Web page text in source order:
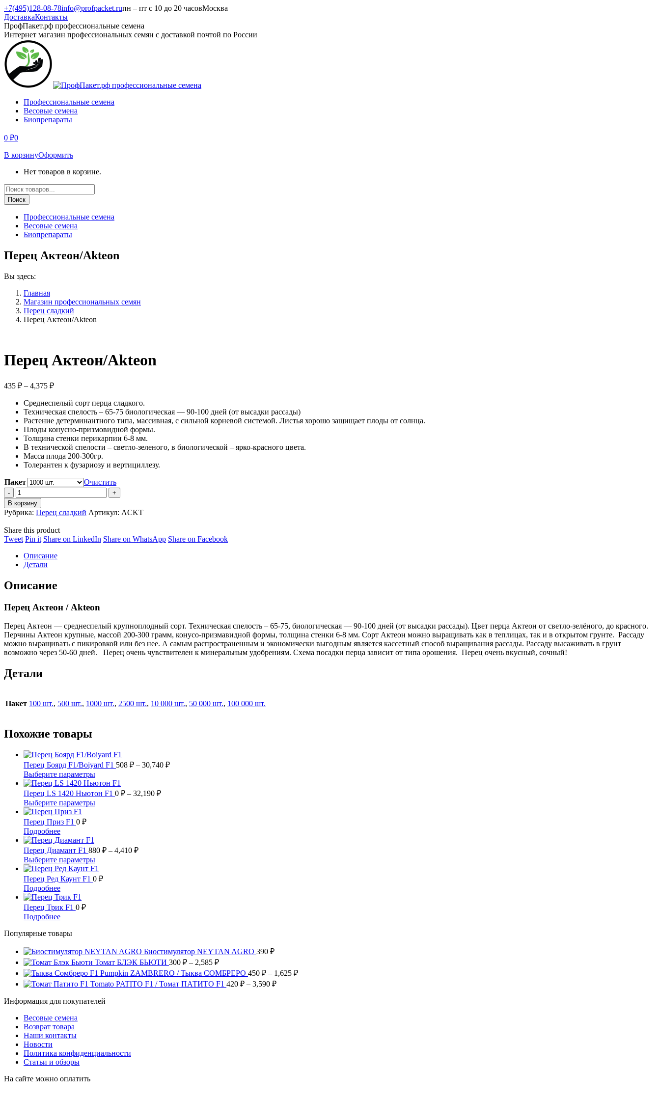
Перейти
к
содержанию
+7(495)128-08-78info@profpacket.ruпн – пт с 10 до 20 часовМосква
ДоставкаКонтакты
Facebook
page
opens
in
new
window
Одноклассники
page
opens
in
new
window
Instagram
page
opens
in
new
window
Вконтакте
page
opens
in
new
window
Viber
page
opens
in
new
window
Whatsapp
page
opens
in
new
window
ПрофПакет.рф профессиональные семена
Интернет магазин профессиональных семян с доставкой почтой по России
Профессиональные семена
Весовые семена
Биопрепараты
0 ₽0
В корзинуОформить
Нет товаров в корзине.
Поиск
товаров
Поиск
Профессиональные семена
Весовые семена
Биопрепараты
Перец Актеон/Akteon
Вы здесь:
Главная
Магазин профессиональных семян
Перец сладкий
Перец Актеон/Akteon
Перец Актеон/Akteon
435 ₽ – 4,375 ₽Диапазон
435 ₽
–
4,375 ₽
Среднеспелый сорт перца сладкого.
Техническая спелость – 65-75 биологическая — 90-100 дней (от высадки рассады)
Растение детерминантного типа, массивная, с сильной корневой системой. Листья хорошо защищает плоды от солнца.
Плоды конусно-призмовидной формы.
Толщина стенки перикарпии 6-8 мм.
В технической спелости – светло-зеленого, в биологической – ярко-красного цвета.
Масса плода 200-300гр.
Толерантен к фузариозу и вертициллезу.
Пакет
Очистить
Перец
Актеон/Akteon
quantity
В корзину
Рубрика: Перец сладкий Артикул: ACKT
Share this product
TweetShare
Twitter
Pin itShare
Pinterest
Share on LinkedIn Share
Share on WhatsAppShare
Share on FacebookShare
Описание
Детали
Описание
Перец Актеон / Akteon
Перец Актеон — среднеспелый крупноплодный сорт. Техническая спелость – 65-75, биологическая — 90-100 дней (от высадки рассады). Цвет перца Актеон от светло-зелёного, до красного.
Перчины Актеон крупные, массой 200-300 грамм, конусо-призмавидной формы, толщина стенки 6-8 мм. Сорт Актеон можно выращивать как в теплицах, так и в открытом грунте. Рассаду
можно выращивать с пикировкой или без нее. А самым распространенным и экономически выгодным является кассетный способ выращивания рассады. Рассаду высаживать в грунт
возможно через 50-60 дней. Перец очень чувствителен к минеральным удобрениям. Схема посадки перца зависит от типа орошения. Перец очень вкусный, сочный!
Детали
Пакет 100 шт., 500 шт., 1000 шт., 2500 шт., 10 000 шт., 50 000 шт., 100 000 шт.
Похожие товары
Перец Боярд F1/Boiyard F1 508 ₽ – 30,740 ₽Диапазон
Выберите параметрыЭтот
товар
имеет
несколько
вариаций.
странице
товара.
Перец LS 1420 Ньютон F1 0 ₽ – 32,190 ₽Диапазон
Выберите параметрыЭтот
Опции
можно
выбрать
на
странице
Перец Приз F1 0 ₽
ПодробнееЭтот
товар
имеет
несколько
вариаций.
Опции
можно
выбрать
на
странице
товара.
Перец Диамант F1 880 ₽ – 4,410 ₽Диапазон
Выберите параметрыЭтот
товар
имеет
товара.
Перец Ред Каунт F1 0 ₽
ПодробнееЭтот
товар
имеет
несколько
вариаций.
Опции
выбрать
на
странице
товара.
Перец Трик F1 0 ₽
ПодробнееЭтот
имеет
вариаций.
Опции
можно
выбрать
на
товара.
Популярные товары
Биостимулятор NEYTAN AGRO 390 ₽
Томат БЛЭК БЬЮТИ 300 ₽ – 2,585 ₽Диапазон
цен:
300 ₽
–
Pumpkin ZAMBRERO / Тыква СОМБРЕРО 450 ₽ – 1,625 ₽Диапазон
Tomato PATITO F1 / Томат ПАТИТО F1 420 ₽ – 3,590 ₽Диапазон
Информация для покупателей
Весовые семена
Возврат товара
Наши контакты
Новости
Политика конфиденциальности
Статьи и обзоры
На сайте можно оплатить